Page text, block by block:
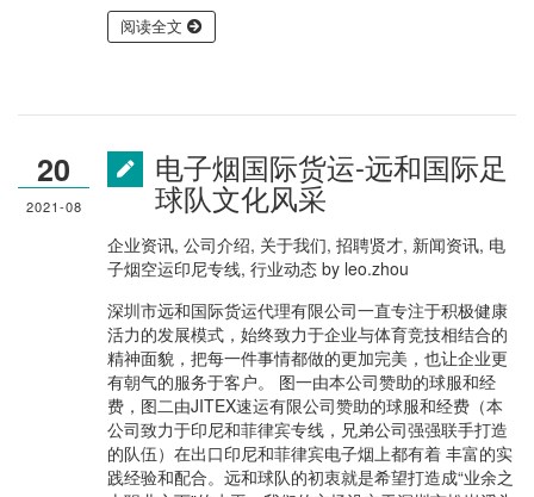
阅读全文
电子烟国际货运-远和国际足
球队文化风采
企业资讯, 公司介绍, 关于我们, 招聘贤才, 新闻资讯, 电
子烟空运印尼专线, 行业动态 by leo.zhou
深圳市远和国际货运代理有限公司一直专注于积极健康
活力的发展模式，始终致力于企业与体育竞技相结合的
精神面貌，把每一件事情都做的更加完美，也让企业更
有朝气的服务于客户。 图一由本公司赞助的球服和经
费，图二由JITEX速运有限公司赞助的球服和经费（本
公司致力于印尼和菲律宾专线，兄弟公司强强联手打造
的队伍）在出口印尼和菲律宾电子烟上都有着 丰富的实
践经验和配合。远和球队的初衷就是希望打造成“业余之
20
2021-08